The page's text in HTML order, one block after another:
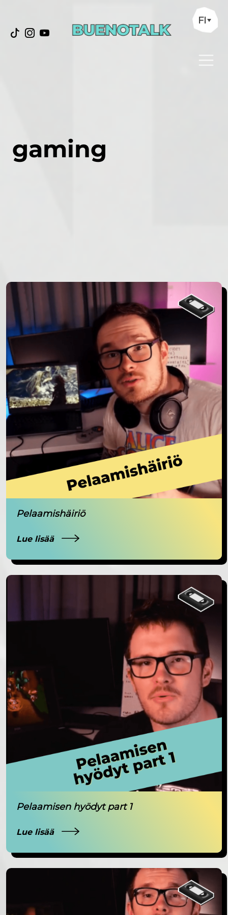
FI
gaming
Pelaamishäiriö
Lue lisää
Pelaamisen hyödyt part 1
Lue lisää